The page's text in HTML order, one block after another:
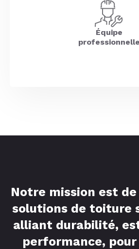
Équipe
professionnelle
Notre mission est
solutions de toiture
alliant durabilité,
performance,